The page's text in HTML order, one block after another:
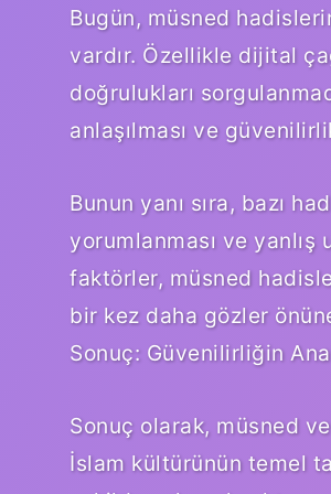
Bugün, müsned
vardır. Özellikle dijital
doğrulukları
anlaşılması ve
Bunun yanı sıra, bazı
yorumlanması ve
faktörler, müsned
bir kez daha gözler
Sonuç: Güvenilirliğin
Sonuç olarak, müsned
İslam kültürünün temel